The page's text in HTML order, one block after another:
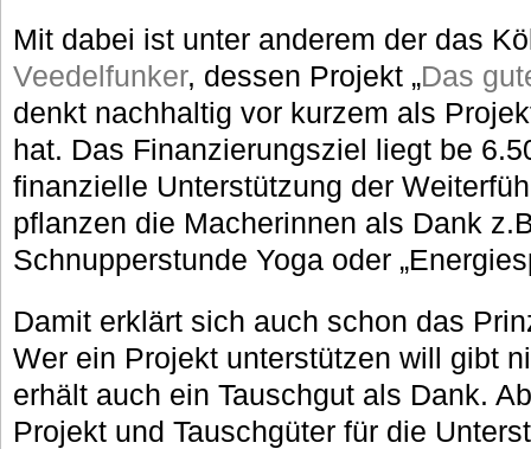
Mit dabei ist unter anderem der das
Veedelfunker, dessen Projekt „Das
denkt nachhaltig vor kurzem als
hat. Das Finanzierungsziel liegt be
finanzielle Unterstützung der
pflanzen die Macherinnen als Dank
Schnupperstunde Yoga oder
Damit erklärt sich auch schon das
Wer ein Projekt unterstützen will gibt
erhält auch ein Tauschgut als Dank.
Projekt und Tauschgüter für die